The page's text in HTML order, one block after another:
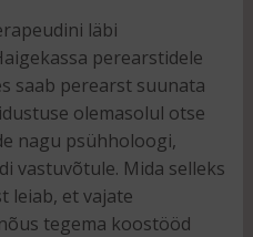
läbi
perearstidele
saab perearst suunata
olemasolul otse
nagu psühholoogi,
vastuvõtule. Mida selleks
leiab, et vajate
tegema koostööd